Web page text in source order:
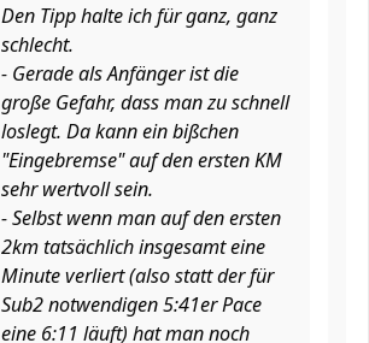
Den Tipp halte ich für ganz, ganz
schlecht.
- Gerade als Anfänger ist die
große Gefahr, dass man zu schnell
loslegt. Da kann ein bißchen
"Eingebremse" auf den ersten KM
sehr wertvoll sein.
- Selbst wenn man auf den ersten
2km tatsächlich insgesamt eine
Minute verliert (also statt der für
Sub2 notwendigen 5:41er Pace
eine 6:11 läuft) hat man noch